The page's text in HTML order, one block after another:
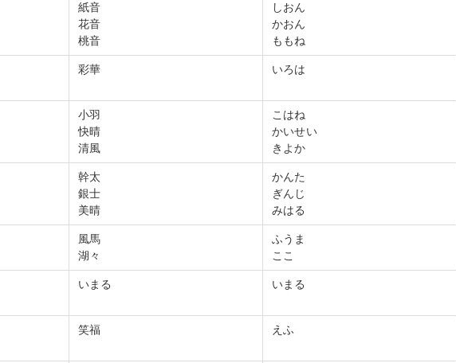
紙音
花音
桃音
しおん
かおん
ももね
彩華 いろは
小羽
快晴
清風
こはね
かいせい
きよか
幹太
銀士
美晴
かんた
ぎんじ
みはる
風馬
湖々
ふうま
ここ
いまる いまる
笑福 えふ